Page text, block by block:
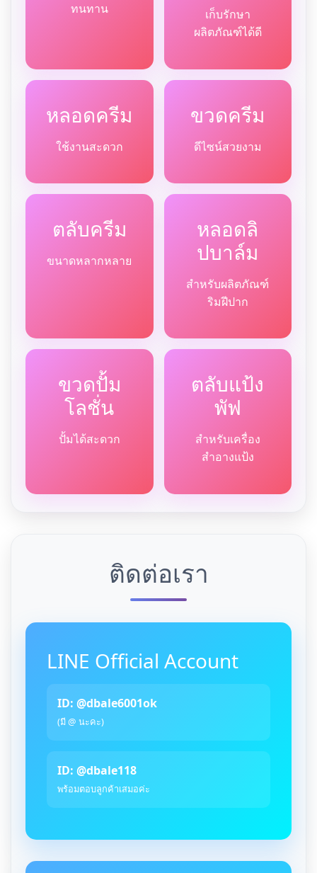
ทนทาน
เก็บรักษา
ผลิตภัณฑ์ได้ดี
หลอดครีม
ใช้งานสะดวก
ขวดครีม
ดีไซน์สวยงาม
ตลับครีม
ขนาดหลากหลาย
หลอดลิ
ปบาล์ม
สำหรับผลิตภัณฑ์
ริมฝีปาก
ขวดปั้ม
โลชั่น
ปั้มได้สะดวก
ตลับแป้ง
พัฟ
สำหรับเครื่อง
สำอางแป้ง
ติดต่อเรา
LINE Official Account
ID: @dbale6001ok
(มี @ นะคะ)
ID: @dbale118
พร้อมตอบลูกค้าเสมอค่ะ